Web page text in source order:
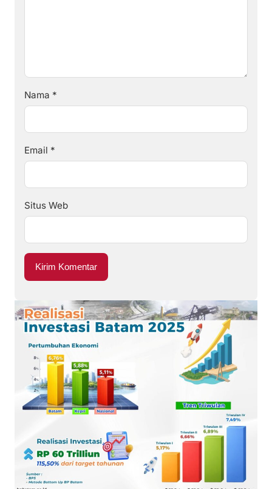
Nama *
Email *
Situs Web